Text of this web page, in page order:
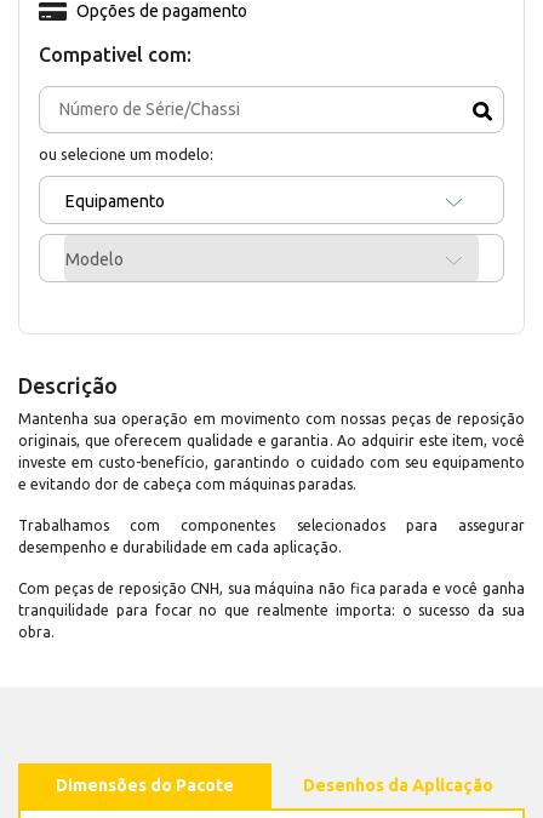
Compativel com:
ou selecione um modelo:
Equipamento
Modelo
Opções de pagamento
Descrição
Mantenha sua operação em movimento com nossas peças de reposição
originais, que oferecem qualidade e garantia. Ao adquirir este item, você
investe em custo-benefício, garantindo o cuidado com seu equipamento
e evitando dor de cabeça com máquinas paradas.
Trabalhamos com componentes selecionados para assegurar
desempenho e durabilidade em cada aplicação.
Com peças de reposição CNH, sua máquina não fica parada e você ganha
tranquilidade para focar no que realmente importa: o sucesso da sua
obra.
Dimensões do Pacote Desenhos da Aplicação